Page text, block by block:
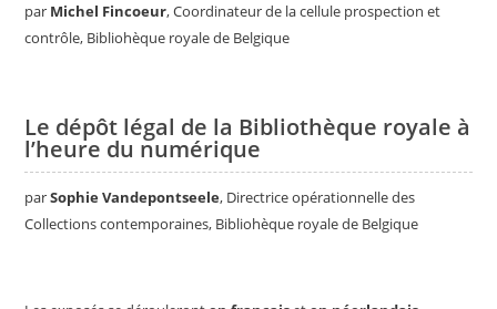
par Michel Fincoeur, Coordinateur de la cellule prospection et
contrôle, Bibliohèque royale de Belgique
Le dépôt légal de la Bibliothèque royale à
l’heure du numérique
parSophie Vandepontseele, Directrice opérationnelle des
Collections contemporaines, Bibliohèque royale de Belgique